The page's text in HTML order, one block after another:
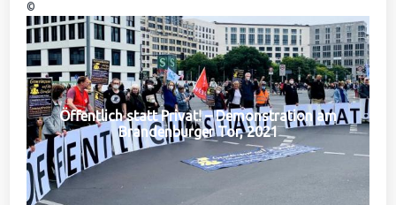
©
Öffentlich statt Privat! – Demonstration am
Brandenburger Tor, 2021